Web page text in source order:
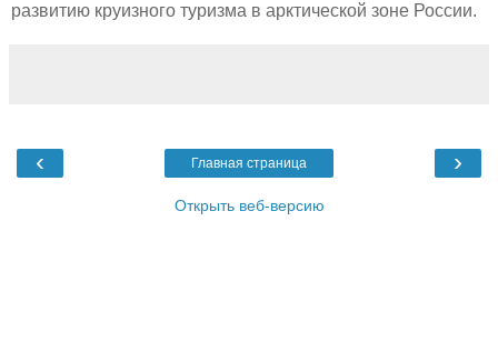
развитию круизного туризма в арктической зоне России.
‹ ›
Главная страница
Открыть веб-версию